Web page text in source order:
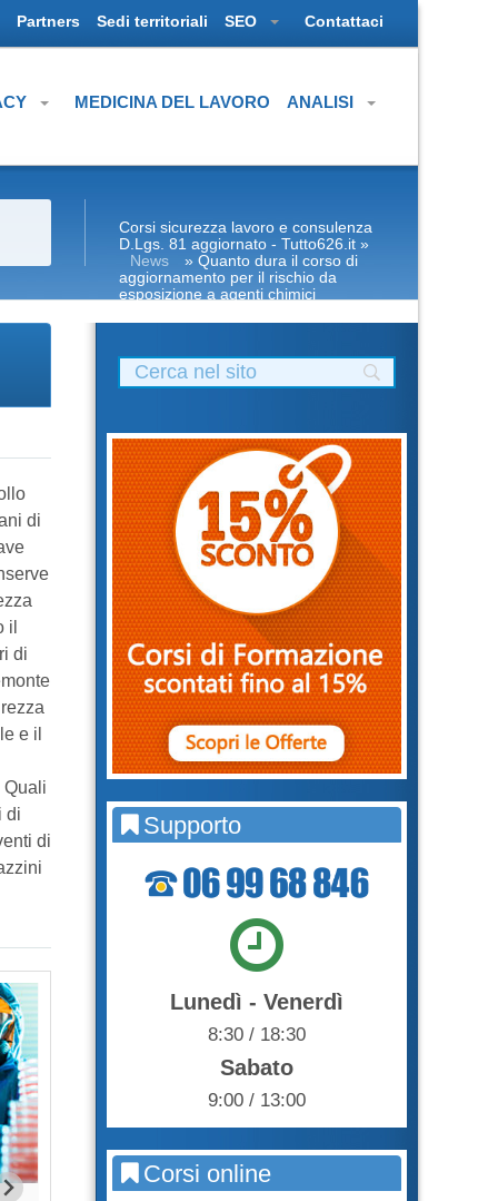
Partners Sedi territoriali SEO Contattaci
MEDICINA DEL LAVORO ANALISI
Corsi sicurezza lavoro e consulenza
D.Lgs. 81 aggiornato - Tutto626.it »
News
» Quanto dura il corso di
aggiornamento per il rischio da
esposizione a agenti chimici
di
il
di
e il
Quali
di
di
Supporto
Lunedì - Venerdì
8:30 / 18:30
Sabato
9:00 / 13:00
Corsi online